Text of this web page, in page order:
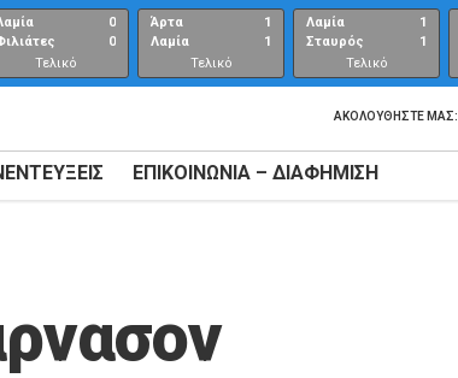
0
0
Τελικό
Αποτέλεσμα
Άρτα
Λαμία
1
1
Τελικό
αποτέλεσμα
Λαμία
Σταυρός
1
1
Τελικό
αποτέλεσμα
ΑΚΟΛΟΥΘΉΣΤΕ ΜΑΣ:
ΕΠΙΚΟΙΝΩΝΊΑ – ΔΙΑΦΉΜΙΣΗ